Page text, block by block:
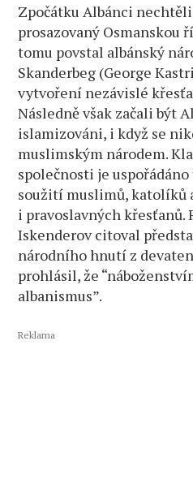
Zpočátku Albánci
prosazovaný Osmanskou
tomu povstal albánský
Skanderbeg (George
vytvoření nezávislé
Následně však začali být
islamizováni, i když se
muslimským národem.
společnosti je
soužití muslimů, katolíků
i pravoslavných křesťanů.
Iskenderov citoval
národního hnutí z
prohlásil, že
albanismus”.
Reklama